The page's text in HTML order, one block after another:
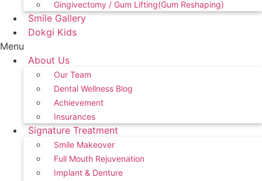
Gingivectomy / Gum Lifting(Gum Reshaping)
Smile Gallery
Dokgi Kids
Menu
About Us
Our Team
Dental Wellness Blog
Achievement
Insurances
Signature Treatment
Smile Makeover
Full Mouth Rejuvenation
Implant & Denture